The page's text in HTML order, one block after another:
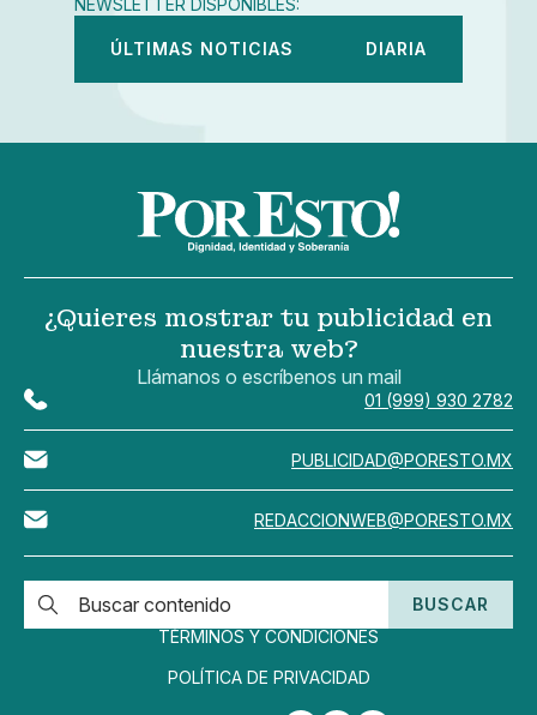
NEWSLETTER DISPONIBLES:
ÚLTIMAS NOTICIAS DIARIA
¿Quieres mostrar tu publicidad en
nuestra web?
Llámanos o escríbenos un mail
01 (999) 930 2782
PUBLICIDAD@PORESTO.MX
REDACCIONWEB@PORESTO.MX
BUSCAR
TÉRMINOS Y CONDICIONES
POLÍTICA DE PRIVACIDAD